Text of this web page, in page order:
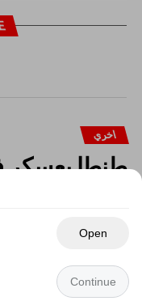
اخري
وديات قوية
Open
Continue